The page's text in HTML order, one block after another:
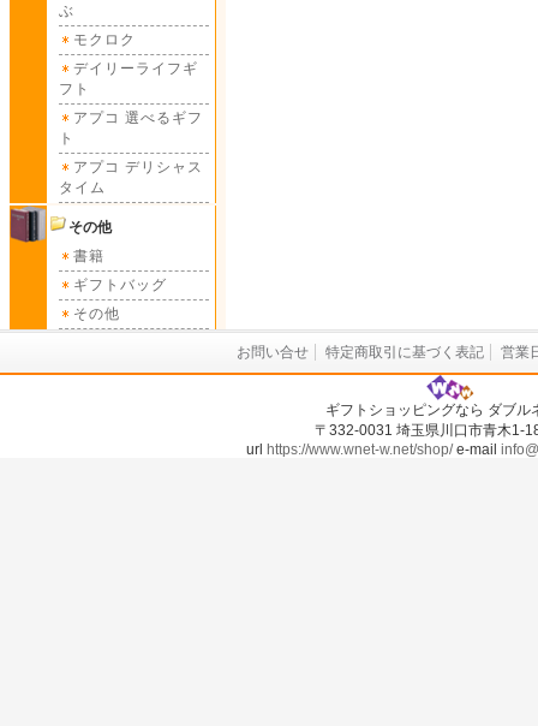
ぶ
モクロク
デイリーライフギ
フト
アプコ 選べるギフ
ト
アプコ デリシャス
タイム
その他
書籍
ギフトバッグ
その他
お問い合せ 特定商取引に基づく表記 営業
ギフトショッピングなら ダブル
〒332-0031 埼玉県川口市青木1-
url https://www.wnet-w.net/shop/e-mail